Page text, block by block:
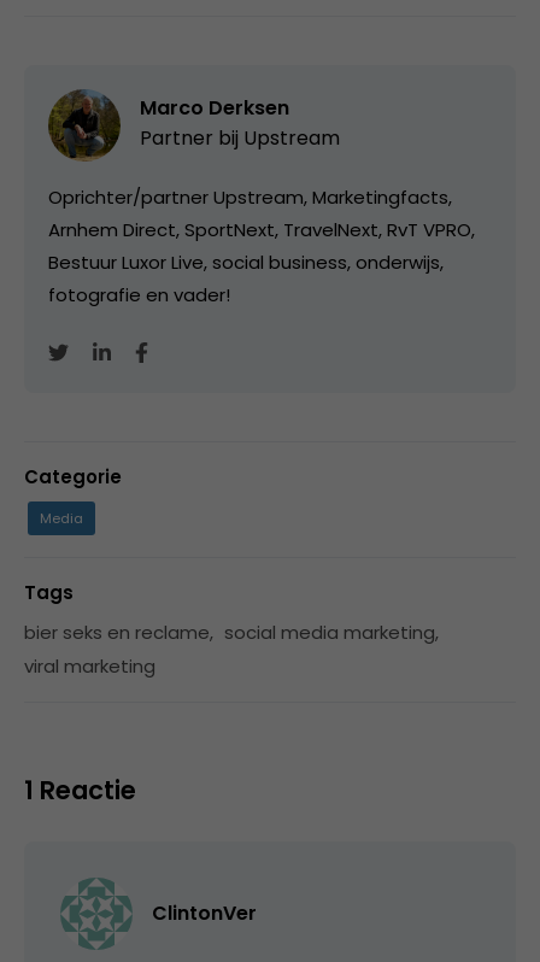
Marco Derksen
Partner bij Upstream
Oprichter/partner Upstream, Marketingfacts,
Arnhem Direct, SportNext, TravelNext, RvT VPRO,
Bestuur Luxor Live, social business, onderwijs,
fotografie en vader!
Categorie
Media
Tags
bier seks en reclame, social media marketing,
viral marketing
1 Reactie
ClintonVer